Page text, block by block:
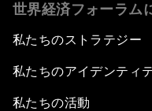
世界経済フォーラム
私たちのストラテジー
私たちのアイデンティ
私たちの活動